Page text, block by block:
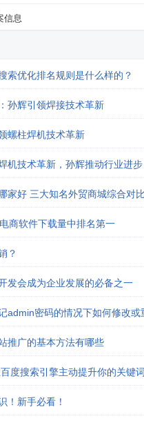
信息
索优化排名规则是什么样的？
孙辉引领焊接技术革新
螺柱焊机技术革新
机技术革新，孙辉推动行业进步
家好 三大知名外贸商城综合对比
商软件下载量中排名第一
？
发会成为企业发展的必备之一
admin密码的情况下如何修改或
推广的基本方法有哪些
度搜索引擎主动提升你的关键
！新手必看！